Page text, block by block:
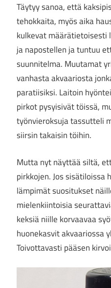
Täytyy sanoa, että
tehokkaita, myös aika
kulkevat määrätietoisesti
ja napostellen ja tuntuu
suunnitelma. Muutamat
vanhasta akvaariosta
paratiisiksi. Laitoin
pirkot pysyisivät töissä,
työnvieroksuja tassutteli
siirsin takaisin töihin.
Mutta nyt näyttää siltä,
pirkkojen. Jos sisätiloissa
lämpimät suositukset
mielenkiintoisia
keksiä niille korvaavaa
huonekasvit akvaariossa
Toivottavasti pääsen